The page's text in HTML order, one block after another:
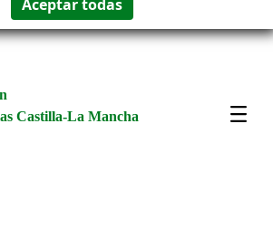
Castilla-La Mancha